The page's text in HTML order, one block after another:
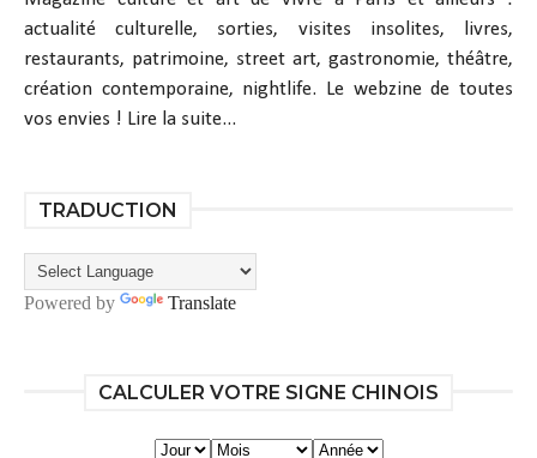
actualité culturelle, sorties, visites insolites, livres,
restaurants, patrimoine, street art, gastronomie, théâtre,
création contemporaine, nightlife. Le webzine de toutes
vos envies ! Lire la suite...
TRADUCTION
Powered by Translate
CALCULER VOTRE SIGNE CHINOIS